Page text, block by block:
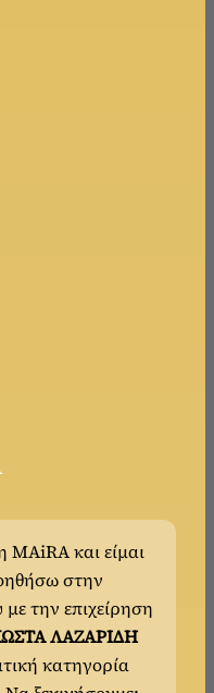
MAiRA και είμαι
στην
την επιχείρηση
ΛΑΖΑΡΙΔΗ
κατηγορία